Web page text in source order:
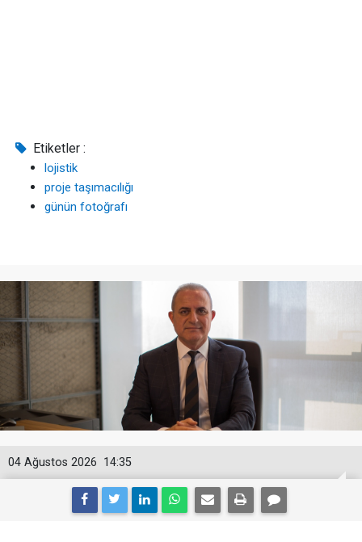
Etiketler :
lojistik
proje taşımacılığı
günün fotoğrafı
14:35
04 Ağustos 2026